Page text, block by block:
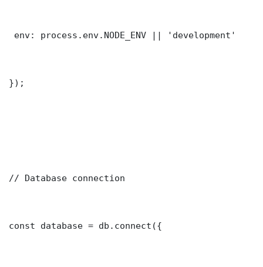
env: process.env.NODE_ENV || 'development'
});
// Database connection
const database = db.connect({